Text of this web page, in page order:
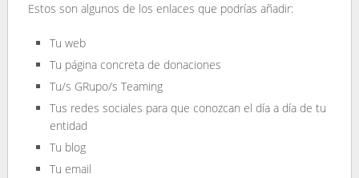
Estos son algunos de los enlaces que podrías añadir:
Tu web
Tu página concreta de donaciones
Tu/s GRupo/s Teaming
Tus redes sociales para que conozcan el día a día de tu
entidad
Tu blog
Tu email